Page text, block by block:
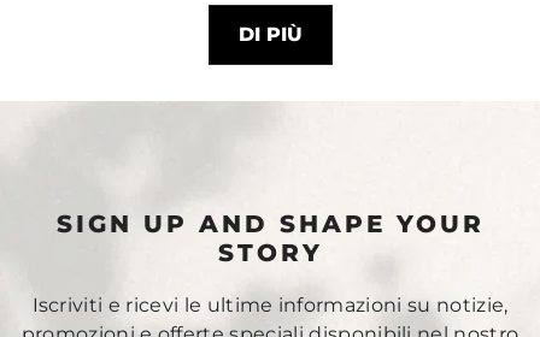
DI PIÙ
SIGN UP AND SHAPE YOUR
STORY
Iscriviti e ricevi le ultime informazioni su notizie,